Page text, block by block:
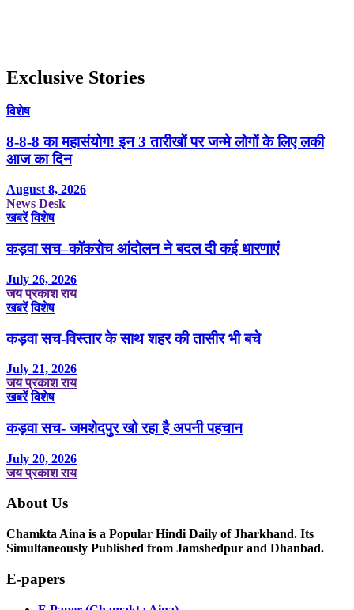
Exclusive Stories
विशेष
8-8-8 का महासंयोग! इन 3 तारीखों पर जन्मे लोगों के लिए लकी
आज का दिन
August 8, 2026
News Desk
खबरें विशेष
कड़वा सच–कॉकरोच आंदोलन ने बदल दी कई धारणाएं
July 26, 2026
जय प्रकाश राय
खबरें विशेष
कड़वा सच-विस्तार के साथ शहर की तासीर भी बचे
July 21, 2026
जय प्रकाश राय
खबरें विशेष
कड़वा सच- जमशेदपुर खो रहा है अपनी पहचान
July 20, 2026
जय प्रकाश राय
About Us
Chamkta Aina is a Popular Hindi Daily of Jharkhand. Its
Simultaneously Published from Jamshedpur and Dhanbad.
E-papers